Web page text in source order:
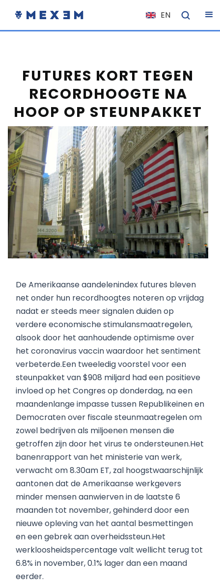
EN
NL
ES
DE
EL
PL
HU
NO
RO
CS
SK
FUTURES KORT TEGEN
RECORDHOOGTE NA
HOOP OP STEUNPAKKET
De Amerikaanse aandelenindex futures bleven
net onder hun recordhoogtes noteren op vrijdag
nadat er steeds meer signalen duiden op
verdere economische stimulansmaatregelen,
alsook door het aanhoudende optimisme over
het coronavirus vaccin waardoor het sentiment
verbeterde.Een tweeledig voorstel voor een
steunpakket van $908 miljard had een positieve
invloed op het Congres op donderdag, na een
maandenlange impasse tussen Republikeinen en
Democraten over fiscale steunmaatregelen om
zowel bedrijven als miljoenen mensen die
getroffen zijn door het virus te ondersteunen.Het
banenrapport van het ministerie van werk,
verwacht om 8.30am ET, zal hoogstwaarschijnlijk
aantonen dat de Amerikaanse werkgevers
minder mensen aanwierven in de laatste 6
maanden tot november, gehinderd door een
nieuwe opleving van het aantal besmettingen
en een gebrek aan overheidssteun.Het
werkloosheidspercentage valt wellicht terug tot
6.8% in november, 0.1% lager dan een maand
eerder.